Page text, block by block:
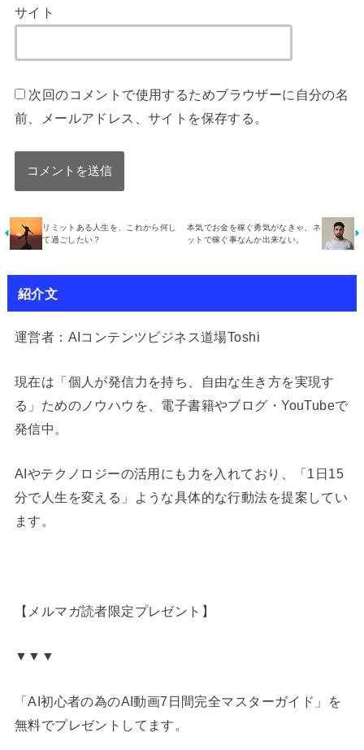
サイト
次回のコメントで使用するためブラウザーに自分の名
前、メールアドレス、サイトを保存する。
リミットある人生を、これから何し
て過ごしたい？
本気でお金を稼ぐ勇気がなきゃ、ネ
ットで稼ぐ事なんか出来ない。
紹介文
運営者：AIコンテンツビジネス道場Toshi
現在は「個人が発信力を持ち、自由な生き方を実現す
る」ためのノウハウを、電子書籍やブログ・YouTubeで
発信中。
AIやテクノロジーの活用にも力を入れており、「1日15
分で人生を変える」ような具体的な行動法を提案してい
ます。
【メルマガ読者限定プレゼント】
▼▼▼
「AI初心者の為のAI動画7日間完全マスターガイド」を
無料でプレゼントしてます。